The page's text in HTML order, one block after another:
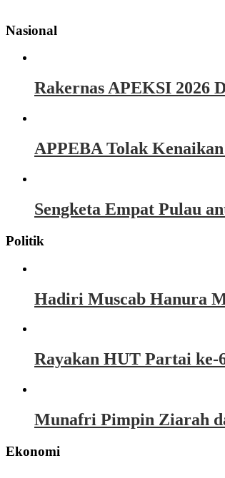
Nasional
Rakernas APEKSI 2026
APPEBA Tolak
Sengketa Empat Pulau
Politik
Hadiri Muscab Hanura
Rayakan HUT Partai
Munafri Pimpin Ziarah
Ekonomi